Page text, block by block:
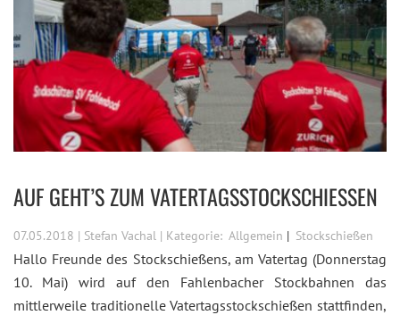
AUF GEHT’S ZUM VATERTAGSSTOCKSCHIESSEN
07.05.2018 | Stefan Vachal | Kategorie: Allgemein Stockschießen
Hallo Freunde des Stockschießens, am Vatertag (Donnerstag
10. Mai) wird auf den Fahlenbacher Stockbahnen das
mittlerweile traditionelle Vatertagsstockschießen stattfinden,